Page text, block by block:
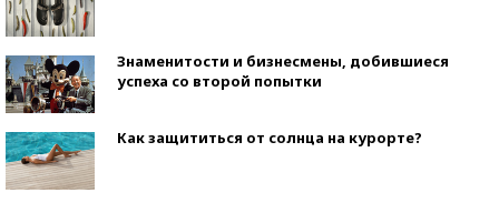
Знаменитости и бизнесмены, добившиеся
успеха со второй попытки
Как защититься от солнца на курорте?